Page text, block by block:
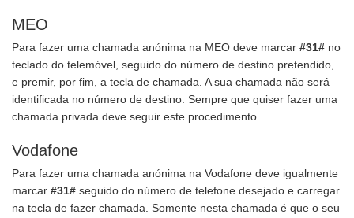
MEO
Para fazer uma chamada anónima na MEO deve marcar #31# no
teclado do telemóvel, seguido do número de destino pretendido,
e premir, por fim, a tecla de chamada. A sua chamada não será
identificada no número de destino. Sempre que quiser fazer uma
chamada privada deve seguir este procedimento.
Vodafone
Para fazer uma chamada anónima na Vodafone deve igualmente
marcar #31# seguido do número de telefone desejado e carregar
na tecla de fazer chamada. Somente nesta chamada é que o seu